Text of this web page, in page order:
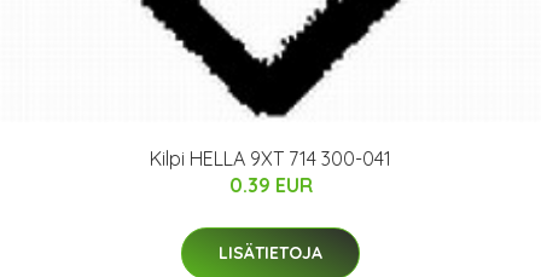
Kilpi HELLA 9XT 714 300-041
0.39 EUR
LISÄTIETOJA